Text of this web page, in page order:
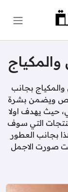
بجانب
يخص ويضمن بشرة
حيث يهدف اولا
التي سوف
بجانب العطور
صورت الاجمل